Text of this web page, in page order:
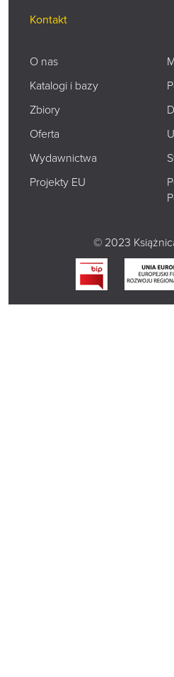
Kontakt
O nas
Katalogi i bazy
Zbiory
Oferta
Wydawnictwa
Projekty EU
© 2023